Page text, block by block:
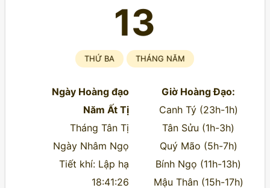
13
THỨ BA THÁNG NĂM
Ngày Hoàng đạo
Năm Ất Tị
Tháng Tân Tị
Ngày Nhâm Ngọ
Tiết khí: Lập hạ
18:41:26
Giờ Hoàng Đạo:
Canh Tý (23h-1h)
Tân Sửu (1h-3h)
Quý Mão (5h-7h)
Bính Ngọ (11h-13h)
Mậu Thân (15h-17h)